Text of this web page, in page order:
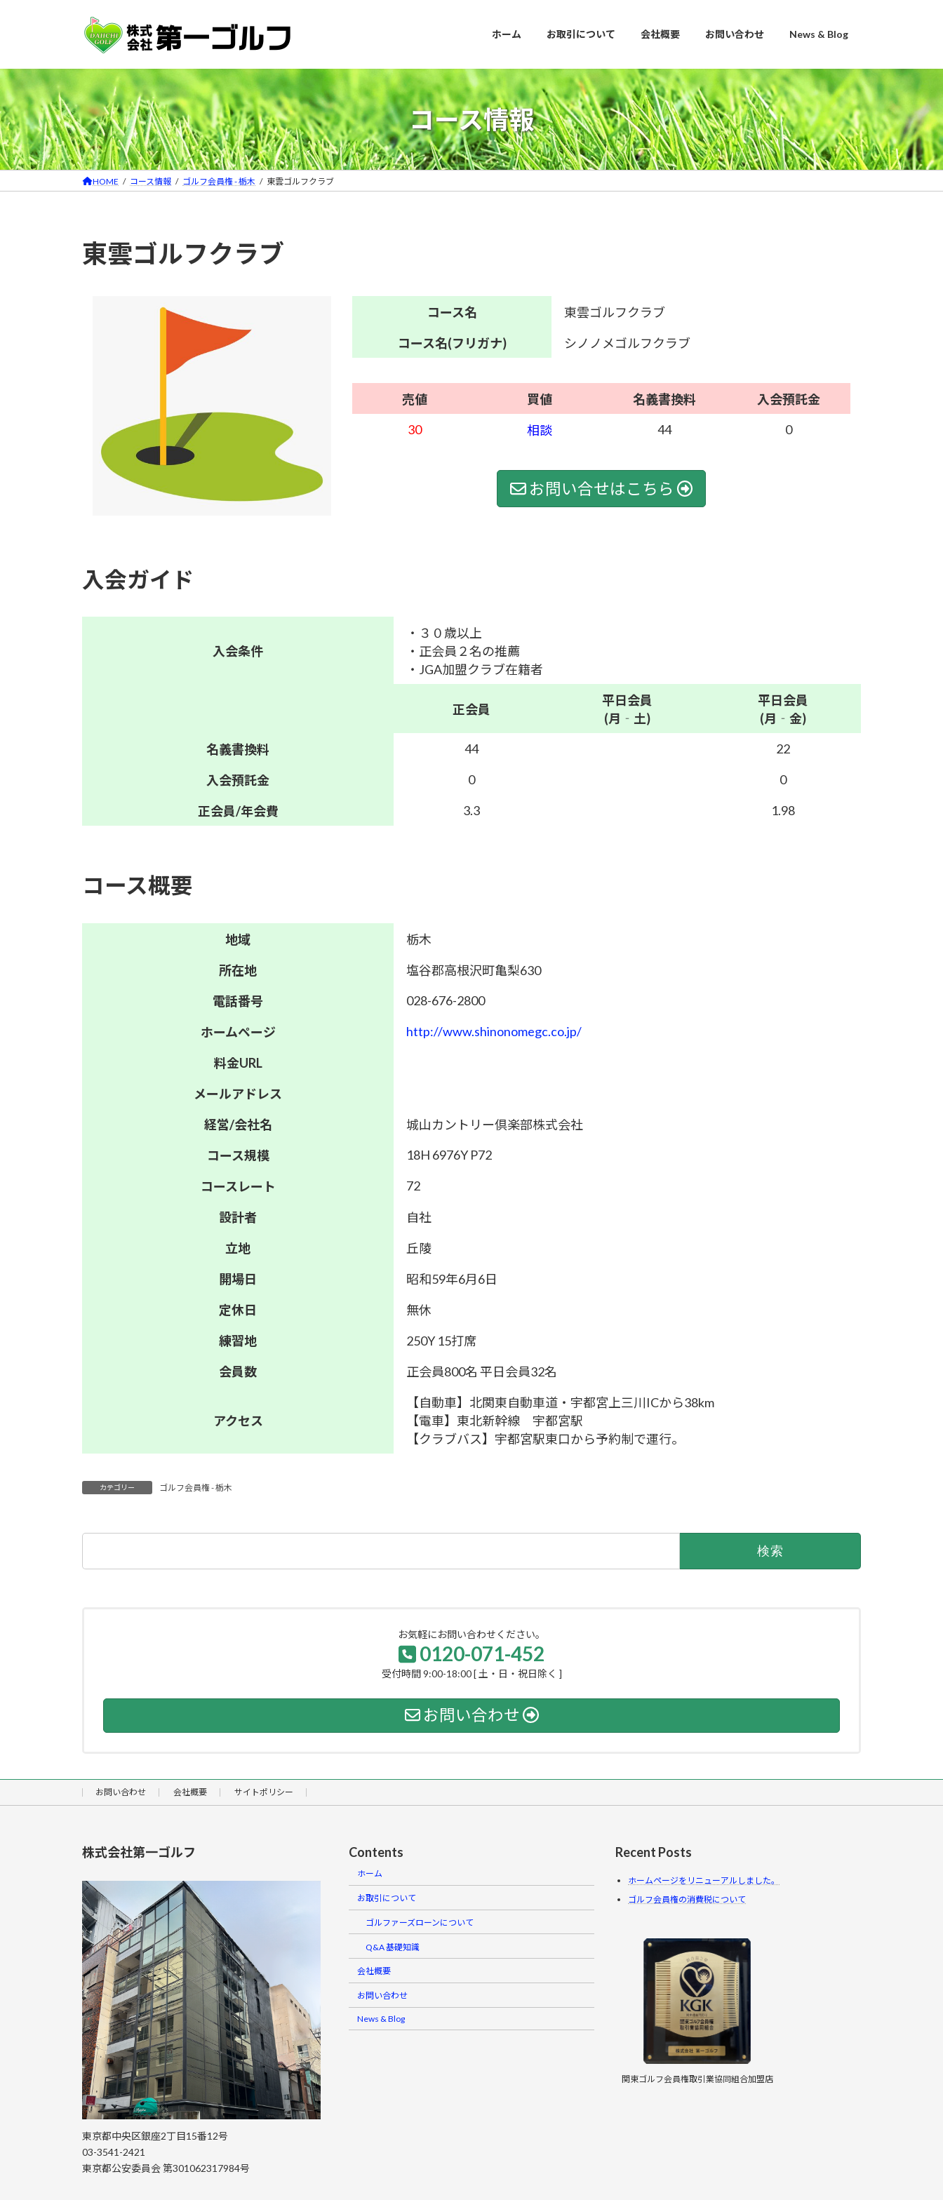
ツ
へ
ス
キ
ッ
プ
シ
ョ
ン
に
移
動
ホーム お取引について 会社概要 お問い合わせ News & Blog
コース情報
HOME コース情報 ゴルフ会員権 - 栃木 東雲ゴルフクラブ
東雲ゴルフクラブ
コース名
東雲ゴルフクラブ
コース名(フリガナ) シノノメゴルフクラブ
売値 買値 名義書換料
入会預託金
30
相談 44 0
お問い合せはこちら
入会ガイド
入会条件
・３０歳以上
・正会員２名の推薦
・JGA加盟クラブ在籍者
正会員
平日会員
(月‐土)
平日会員
(月‐金)
名義書換料 44 22
入会預託金 0 0
正会員/年会費 3.3 1.98
コース概要
地域
栃木
所在地
塩谷郡高根沢町亀梨630
電話番号
028-676-2800
ホームページ http://www.shinonomegc.co.jp/
料金URL
メールアドレス
経営/会社名
城山カントリー倶楽部株式会社
コース規模 18H 6976Y P72
コースレート 72
設計者
自社
立地
丘陵
開場日
昭和59年6月6日
定休日
無休
練習地
250Y 15打席
会員数
正会員800名 平日会員32名
アクセス
【自動車】北関東自動車道・宇都宮上三川ICから38km
【電車】東北新幹線 宇都宮駅
【クラブバス】宇都宮駅東口から予約制で運行。
カテゴリー ゴルフ会員権 - 栃木
お気軽にお問い合わせください。
0120-071-452
受付時間 9:00-18:00 [ 土・日・祝日除く ]
お問い合わせ
お問い合わせ 会社概要 サイトポリシー
株式会社第一ゴルフ
東京都中央区銀座2丁目15番12号
03-3541-2421
東京都公安委員会 第301062317984号
Contents
ホーム
お取引について
ゴルファーズローンについて
Q&A 基礎知識
会社概要
お問い合わせ
News & Blog
Recent Posts
ホームページをリニューアルしました。
ゴルフ会員権の消費税について
関東ゴルフ会員権取引業協同組合加盟店